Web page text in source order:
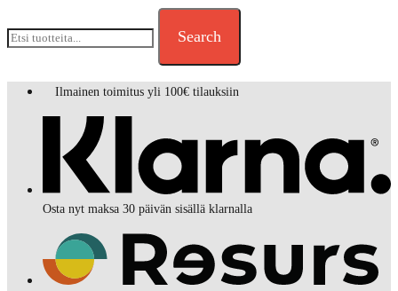
Search
Ilmainen toimitus yli 100€ tilauksiin
Osta nyt maksa 30 päivän sisällä klarnalla